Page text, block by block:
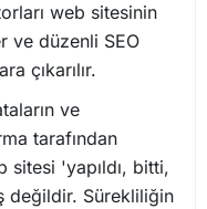
web sitesinin
ve düzenli SEO
çıkarılır.
ve
tarafından
sitesi 'yapıldı, bitti,
değildir. Sürekliliğin